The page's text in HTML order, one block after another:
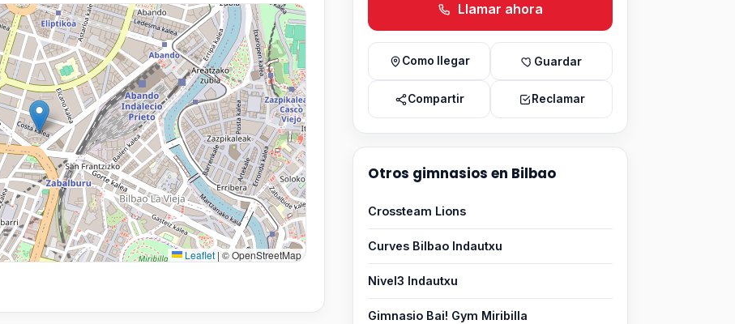
Leaflet | © OpenStreetMap
Llamar ahora
Como llegar Guardar
Compartir Reclamar
Otros gimnasios en Bilbao
Crossteam Lions
Curves Bilbao Indautxu
Nivel3 Indautxu
Gimnasio Bai! Gym Miribilla